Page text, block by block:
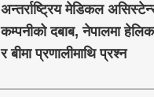
अन्तर्राष्ट्रिय मेडिकल
कम्पनीको दबाब, नेपालमा
र बीमा प्रणालीमाथि प्रश्न